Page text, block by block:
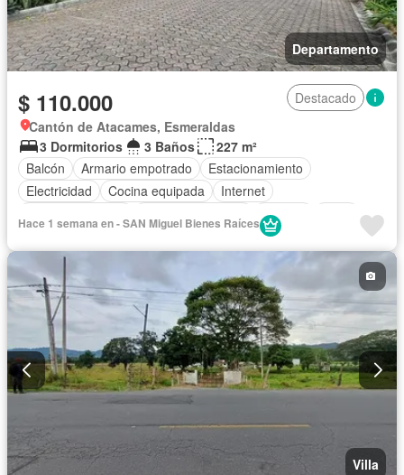
Departamento
$ 110.000
Destacado
Cantón de Atacames, Esmeraldas
3 Dormitorios
3 Baños
227 m²
Balcón
Armario empotrado
Estacionamiento
Electricidad
Cocina equipada
Internet
Terraza
Parrilla
Garita de guardianía
Seguridad
Cancha de tenis
Completamente amoblado
Hace 1 semana en - SAN Miguel Bienes Raíces
Villa